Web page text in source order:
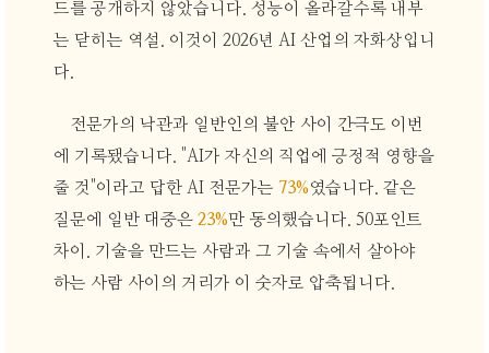
드를 공개하지 않았습니다. 성능이 올라갈수록 내부
는 닫히는 역설. 이것이 2026년 AI 산업의 자화상입니
다.
전문가의 낙관과 일반인의 불안 사이 간극도 이번
에 기록됐습니다. "AI가 자신의 직업에 긍정적 영향을
줄 것"이라고 답한 AI 전문가는 73% 였습니다. 같은
질문에 일반 대중은 23%만 동의했습니다. 50포인트
차이. 기술을 만드는 사람과 그 기술 속에서 살아야
하는 사람 사이의 거리가 이 숫자로 압축됩니다.